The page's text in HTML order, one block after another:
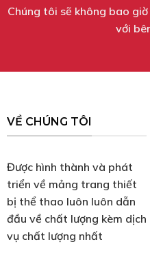
Chúng tôi sẽ không bao
với
VỀ CHÚNG TÔI
Được hình thành và phát
triển về mảng trang thiết
bị thể thao luôn luôn dẫn
đầu về chất lượng kèm dịch
vụ chất lượng nhất